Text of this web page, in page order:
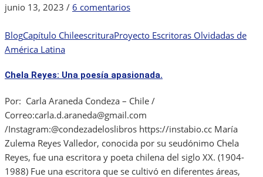
junio 13, 2023 / 6 comentariosen
Navarro
soledad
la
mujer
en
la
poesía.
BlogCapítulo ChileescrituraProyecto Escritoras Olvidadas de
América Latina
Chela Reyes: Una poesía apasionada.
Por: Carla Araneda Condeza – Chile /
Correo:carla.d.araneda@gmail.com
/Instagram:@condezadeloslibros https://instabio.cc María
Zulema Reyes Valledor, conocida por su seudónimo Chela
Reyes, fue una escritora y poeta chilena del siglo XX. (1904-
1988) Fue una escritora que se cultivó en diferentes áreas,